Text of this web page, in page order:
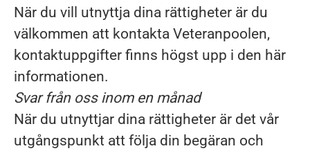
När du vill utnyttja dina rättigheter är du
välkommen att kontakta Veteranpoolen,
kontaktuppgifter finns högst upp i den här
informationen.
Svar från oss inom en månad
När du utnyttjar dina rättigheter är det vår
utgångspunkt att följa din begäran och